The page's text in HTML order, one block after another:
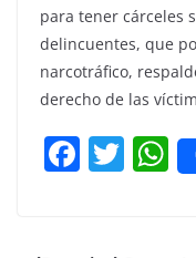
para tener cárceles
delincuentes, que
narcotráfico,
derecho de las
F T
h